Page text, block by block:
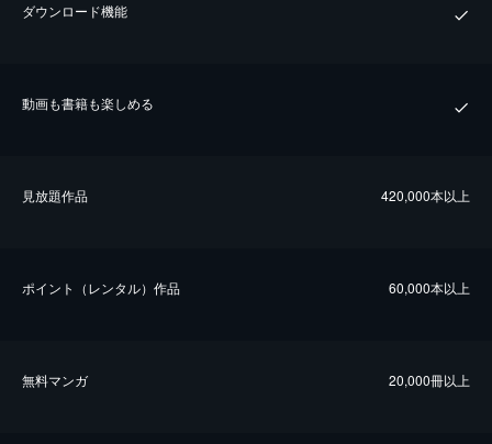
ダウンロード機能
動画も書籍も楽しめる
⾒放題作品 420,000本以上
ポイント（レンタル）作品 60,000本以上
無料マンガ 20,000冊以上